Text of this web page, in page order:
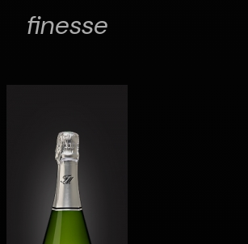
finesse